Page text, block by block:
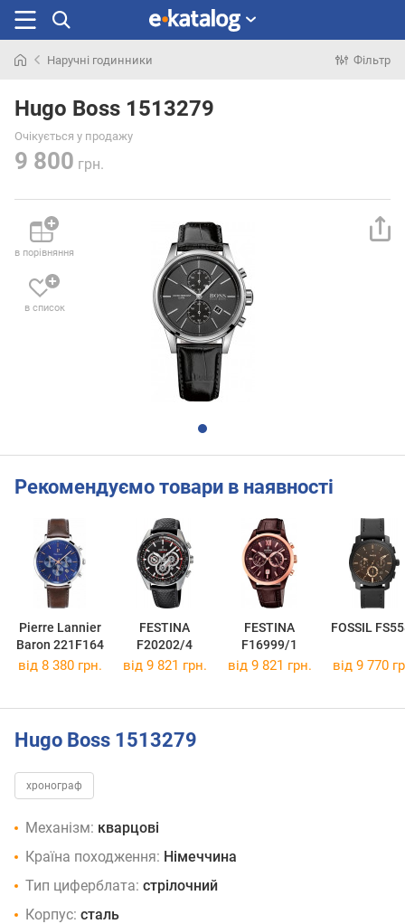
раніше
Наручні годинники Фільтр
Hugo Boss 1513279
Очікується у продажу
9 800 грн.
в порівняння
в список
Рекомендуємо товари в наявності
Pierre Lannier
Baron 221F164
FESTINA
F20202/4
FESTINA
F16999/1
FOSSIL
від 8 380 грн. від 9 821 грн. від 9 821 грн. від 9 770
Hugo Boss 1513279
хронограф
Механізм: кварцові
Країна походження: Німеччина
Тип циферблата: стрілочний
Корпус: сталь